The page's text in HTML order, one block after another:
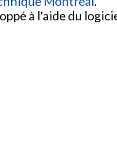
à l'aide du